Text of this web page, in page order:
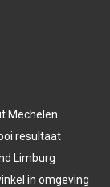
Mechelen
resultaat
Limburg
in omgeving